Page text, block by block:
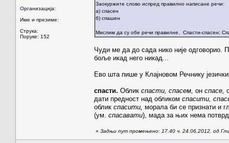
Организација:
Име и презиме:
Струка:
Поруке: 152
Заокуржите слово испред правилно написане речи:
а) спасен
б) спашен
Мислим да су обе речи правилне. Спасти-спасен;
Чуди ме да до сада нико није одговорио.
боље икад него никад...
Ево шта пише у Клајновом Речнику
спасти. Облик спасти, спасем, он спасе,
дати предност над обликом спасити,
облик спасити, морала би се признати и
(ум. спасавати), мада за њих нема
« Задњи пут промењено: 17.40 ч. 24.06.2012. од